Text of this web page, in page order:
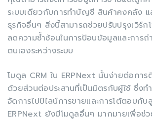
ระบบเดียวกับการทำบัญชี สินค้าคงคลัง แ
ธุรกิจอื่นๆ สิ่งนี้สามารถช่วยปรับปรุงเวิร์
ลดความซ้ำซ้อนในการป้อนข้อมูลและการ
ตนเองระหว่างระบบ
โมดูล CRM ใน ERPNext นั้นง่ายต่อการ
ด้วยส่วนต่อประสานที่เป็นมิตรกับผู้ใช้ ซึ่งท
จัดการไปป์ไลน์การขายและการโต้ตอบกั
ERPNext ยังมีโมดูลอื่นๆ มากมายเพื่อช่